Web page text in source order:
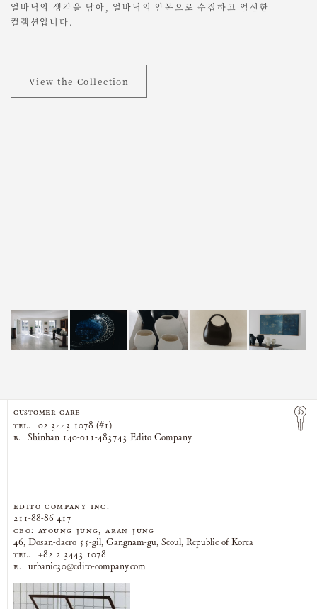
얼바닉의 생각을 담아, 얼바닉의 안목으로 수집하고 엄선한
컬렉션입니다.
View the Collection
CUSTOMER CARE
TEL.
02 3443 1078 (#1)
B. Shinhan 140-011-483743 Edito Company
EDITO COMPANY Inc.
211-88-86 417
CEO: AYOUNG JUNG, ARAN JUNG
46, Dosan-daero 55-gil, Gangnam-gu, Seoul, Republic of Korea
TEL.
+82 2 3443 1078
E. urbanic30@edito-company.com